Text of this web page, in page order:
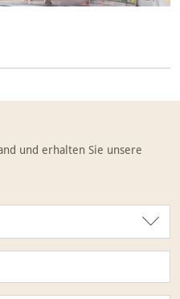
und erhalten Sie unsere